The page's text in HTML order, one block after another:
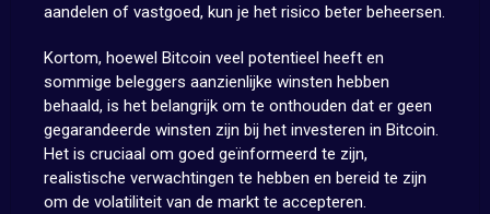
aandelen of vastgoed, kun je het risico beter beheersen.
Kortom, hoewel Bitcoin veel potentieel heeft en
sommige beleggers aanzienlijke winsten hebben
behaald, is het belangrijk om te onthouden dat er geen
gegarandeerde winsten zijn bij het investeren in Bitcoin.
Het is cruciaal om goed geïnformeerd te zijn,
realistische verwachtingen te hebben en bereid te zijn
om de volatiliteit van de markt te accepteren.